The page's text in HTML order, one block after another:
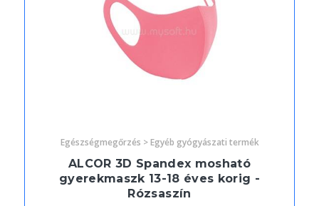
Egészségmegőrzés > Egyéb gyógyászati termék
ALCOR 3D Spandex mosható
gyerekmaszk 13-18 éves korig -
Rózsaszín